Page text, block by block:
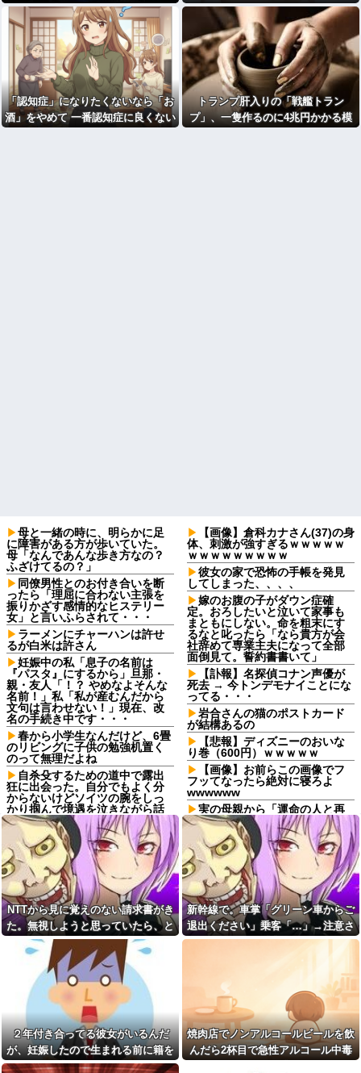
受けていたと判明
「認知症」になりたくないなら「お
酒」をやめて 一番認知症に良くない
トランプ肝入りの「戦艦トラン
プ」、一隻作るのに4兆円かかる模
母と一緒の時に、明らかに足
に障害がある方が歩いていた。
母「なんであんな歩き方なの？
ふざけてるの？」
同僚男性とのお付き合いを断
ったら「理屈に合わない主張を
振りかざす感情的なヒステリー
女」と言いふらされて・・・
ラーメンにチャーハンは許せ
るが白米は許さん
妊娠中の私「息子の名前は
『パスタ』にするから」旦那・
親・友人「！？ やめなよそんな
名前！」私「私が産むんだから
文句は言わせない！」現在、改
名の手続き中です・・・
春から小学生なんだけど、6畳
のリビングに子供の勉強机置く
のって無理だよね
自杀殳するための道中で露出
狂に出会った。自分でもよく分
からないけどソイツの腕をしっ
かり掴んで境遇を泣きながら話
した。すると露出狂は…
コトメ「あなたには無理でし
ょ？」私「できますけど？」→
何も知らない前提で話しかけて
くるコトメが止まらず…
彼氏から突然振られた。理由
を聞くと「生ハムチーズクレー
プ食べたから」と言われて…
転勤がなくて家から近くて仕
事も楽そうだけど一人暮らしす
るチャンスを逃してずっと実家
暮らしになりそう
彼女「他の男性に誘われちゃ
った」俺「それ言って何がした
いの？」→何度も試されるたび
気持ちが冷めていって…
【後編】俺の娘の結婚が破談
に。だが彼氏は「2000万の土
地」を購入。こじれた二人は想
像以上の修羅場に
【画像】倉科カナさん(37)の身
体、刺激が強すぎるｗｗｗｗｗ
ｗｗｗｗｗｗｗｗｗ
彼女の家で恐怖の手帳を発見
してしまった、、、、
嫁のお腹の子がダウン症確
定。おろしたいと泣いて家事も
まともにしない。命を粗末にす
るなと叱ったら「なら貴方が会
社辞めて専業主夫になって全部
面倒見て。誓約書書いて」
【訃報】名探偵コナン声優が
死去 → 今トンデモナイことにな
ってる・・・
岩合さんの猫のポストカード
が結構あるの
【悲報】ディズニーのおいな
り巻（600円）ｗｗｗｗｗ
【画像】お前らこの画像でフ
フッてなったら絶対に寝ろよ
wwwwww
実の母親から「運命の人と再
会した、子供が成人したら離婚
する」とか告白されてマジで引
いたんだが！なんやかんや理由
つけて子供4人も作っておいて未
成年の子供に言う話かよ！
取引先の接待で彼氏が突然
「ミスタァァアァァァァアアア
アァァ、ムンラァァァイ！」
切迫流産で自宅安静の私…な
のに義弟が「シャワー貸して」
「泊めて」と嫌がらせレベルの
【正論】今の20代「タモリっ
ておもしろくないじゃん。笑っ
たことないんだけど、なにがす
ごいの？」他
彼女と同棲初めたら家に物が5
倍くらい増えてストレスヤバ
NTTから見に覚えのない請求書がき
た。無視しようと思っていたら、と
んでもない事実が判明して…
新幹線で。車掌「グリーン車からご
退出ください」乗客「…」→注意さ
れても動かない乗客を見ていたら、
その直後まさかの展開に…
２年付き合ってる彼女がいるんだ
が、妊娠したので生まれる前に籍を
入れたいと言われた。俺は種がほぼ
焼肉店でノンアルコールビールを飲
んだら2杯目で急性アルコール中毒